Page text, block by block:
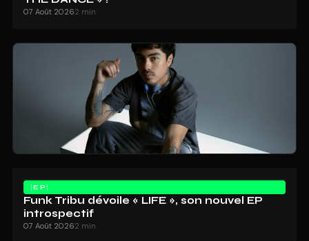
07 Août 20262 min
EP
Funk Tribu dévoile « LIFE », son nouvel EP
introspectif
07 Août 20262 min